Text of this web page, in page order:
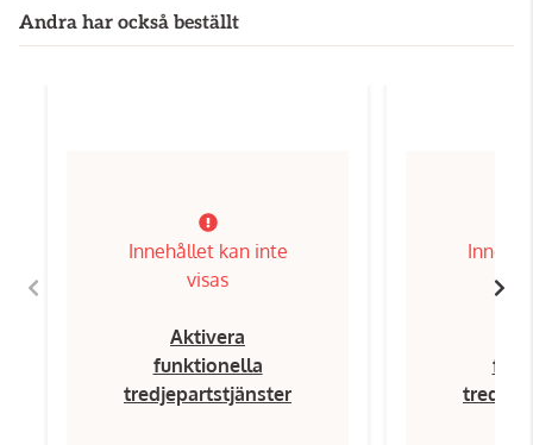
Andra har också beställt
Innehållet kan inte
visas
Aktivera
funktionella
tredjepartstjänster